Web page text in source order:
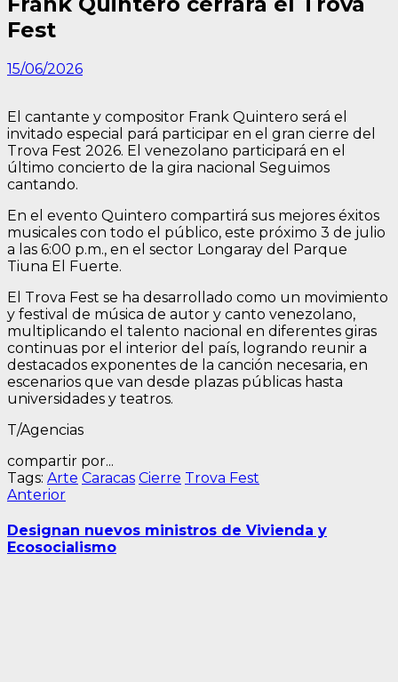
Fest
15/06/2026
El cantante y compositor Frank Quintero será el
invitado especial pará participar en el gran cierre del
Trova Fest 2026. El venezolano participará en el
último concierto de la gira nacional Seguimos
cantando.
En el evento Quintero compartirá sus mejores éxitos
musicales con todo el público, este próximo 3 de julio
a las 6:00 p.m., en el sector Longaray del Parque
Tiuna El Fuerte.
El Trova Fest se ha desarrollado como un movimiento
y festival de música de autor y canto venezolano,
multiplicando el talento nacional en diferentes giras
continuas por el interior del país, logrando reunir a
destacados exponentes de la canción necesaria, en
escenarios que van desde plazas públicas hasta
universidades y teatros.
T/Agencias
compartir por...
Tags: Arte Caracas Cierre Trova Fest
Navegación
de
entradas
AnteriorEntrada
Designan nuevos ministros de Vivienda y
Ecosocialismo